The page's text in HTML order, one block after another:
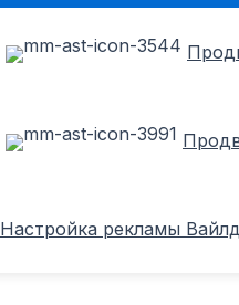
Настройка рекламы